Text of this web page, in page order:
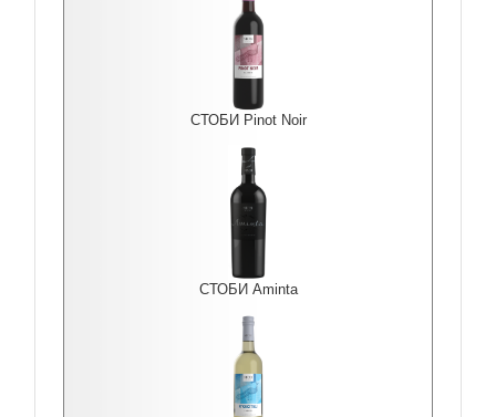
СТОБИ Pinot Noir
СТОБИ Aminta